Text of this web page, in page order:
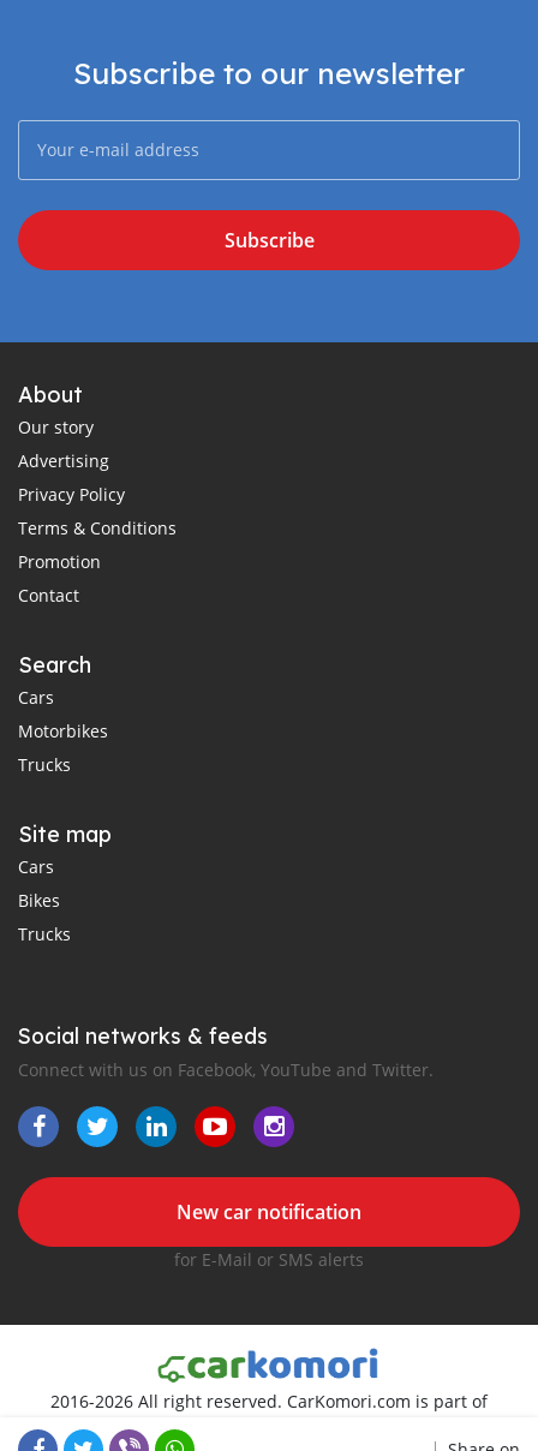
Subscribe to our newsletter
Subscribe
About
Our story
Advertising
Privacy Policy
Terms & Conditions
Promotion
Contact
Search
Cars
Motorbikes
Trucks
Site map
Cars
Bikes
Trucks
Social networks & feeds
Connect with us on Facebook, YouTube and Twitter.
New car notification
for E-Mail or SMS alerts
2016-2026 All right reserved. CarKomori.com is part of
, the leading automotive classifieds platforms in